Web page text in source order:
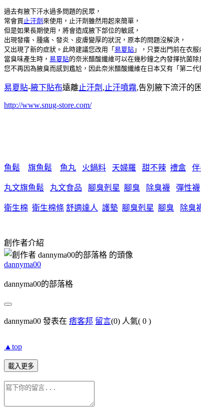
過去有腋下汗水過多問題的民眾，
常會買 止汗劑來使用，止汗劑雖然用起來簡單，
但是如果長期使用，將會造成腋下部位的敏感，
出現發癢、腫痛、發炎、皮膚變厚的狀況，原本的問題沒解決，
又出現了新的症狀。此時建議您改用「易夏貼 」，只要出門前在衣
當臭味產生時， 易夏貼的奈米醋酸纖維可以在幾秒鐘之內發揮抗菌
您不再因為腋臭而感到尷尬，因此奈米醋酸纖維在日本又有「第二代
易夏貼-腋下貼布遠離止汗劑 , 止汗噴霧,告別腋下流汗的
http://www.snug-store.com/
魚鬆 旗魚鬆 魚丸 火鍋料 天婦羅 甜不辣 禮盒
丸文旗魚鬆 丸文食品 腳臭剋星 腳臭 除臭襪 彈性襪
衛生棉 衛生棉條 舒適達人 護墊 腳臭剋星 腳臭 除臭
創作者介紹
dannyma00
dannyma00的部落格
dannyma00 發表在 痞客邦 留言(0) 人氣( 0 )
▲top
載入更多